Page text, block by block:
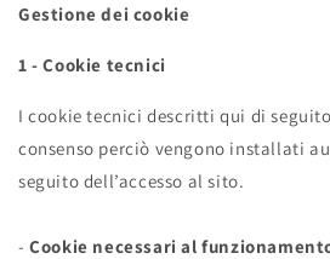
Gestione dei cookie
1 - Cookie tecnici
I cookie tecnici descritti qui di
consenso perciò vengono installati
seguito dell’accesso al sito.
-Cookie necessari al